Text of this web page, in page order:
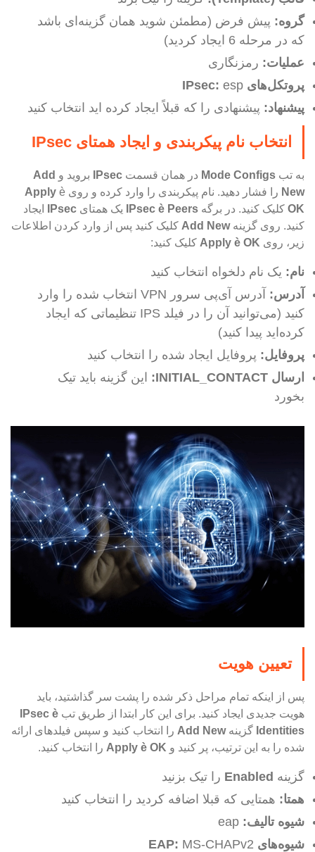
گروه: پیش فرض (مطمئن شوید همان گزینه‌ای باشد
که در مرحله 6 ایجاد کردید)
عملیات: رمزنگاری
پروتکلهای IPsec: esp
پیشنهاد: پیشنهادی را که قبلاً ایجاد کرده اید انتخاب کنید
انتخاب نام پیکربندی و ایجاد همتای IPsec
به تب Mode Configs در همان قسمت IPsec بروید و Add
New را فشار دهید. نام پیکربندی را وارد کرده و روی Apply è
OK کلیک کنید. در برگه IPsec è Peers یک همتای IPsec
ایجاد
کنید. روی گزینه
Add New
کلیک کنید پس از وارد کردن اطلاعات
زیر، روی
Apply è OK کلیک کنید:
نام: یک نام دلخواه انتخاب کنید
‌آدرس:
آدرس آی‌پی سرور VPN انتخاب شده را وارد
کنید (می‌توانید آن را در فیلد IPS تنظیماتی که ایجاد
کرده‌اید پیدا کنید)
پروفایل: پروفایل ایجاد شده را انتخاب کنید
ارسال INITIAL_CONTACT:
این گزینه باید تیک
بخورد
تعیین هویت
پس از اینکه تمام مراحل ذکر شده را پشت سر گذاشتید، باید
هویت جدیدی ایجاد کنید. برای این کار ابتدا از طریق تب
IPsec è
Identities گزینهAdd New را انتخاب کنید و سپس فیلدهای ارائه
شده را به این ترتیب، پر کنید و
Apply è OK را انتخاب کنید.
گزینه Enabled را تیک بزنید
همتا: همتایی که قبلا اضافه کردید را انتخاب کنید
‌شیوه تالیف: eap
شیوه‌های EAP: MS-CHAPv2